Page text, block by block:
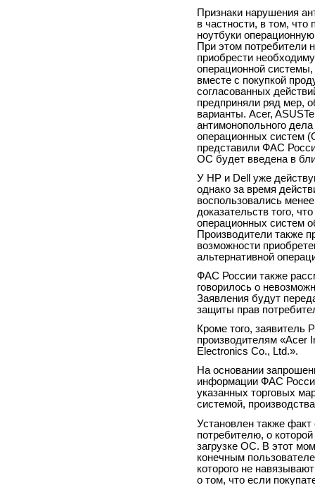
Признаки нарушения
в частности, в том, что
ноутбуки
При этом потребители
приобрести
операционной
вместе с покупкой
согласованных
предприняли ряд мер,
варианты. Асеr,
антимонопольного
операционных систем
представили ФАС
ОС будет введена в
У HP и Dell уже
однако за время
воспользовались
доказательств того,
операционных систем
Производители также
возможности
альтернативной
ФАС России также
говорилось о
Заявления будут
защиты прав
Кроме того, заявитель
производителям «Асеr
Electronics Co., Ltd.».
На основании
информации ФАС
указанных торговых
системой,
Установлен также
потребителю, о
загрузке ОС. В этот
конечным
которого не
о том, что если